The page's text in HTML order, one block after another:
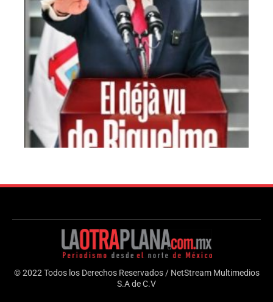
© 2022 Todos los Derechos Reservados / NetStream Multimedios
S.A de C.V